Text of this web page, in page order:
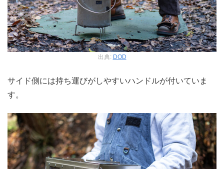
出典: DOD
サイド側には持ち運びがしやすいハンドルが付いていま
す。